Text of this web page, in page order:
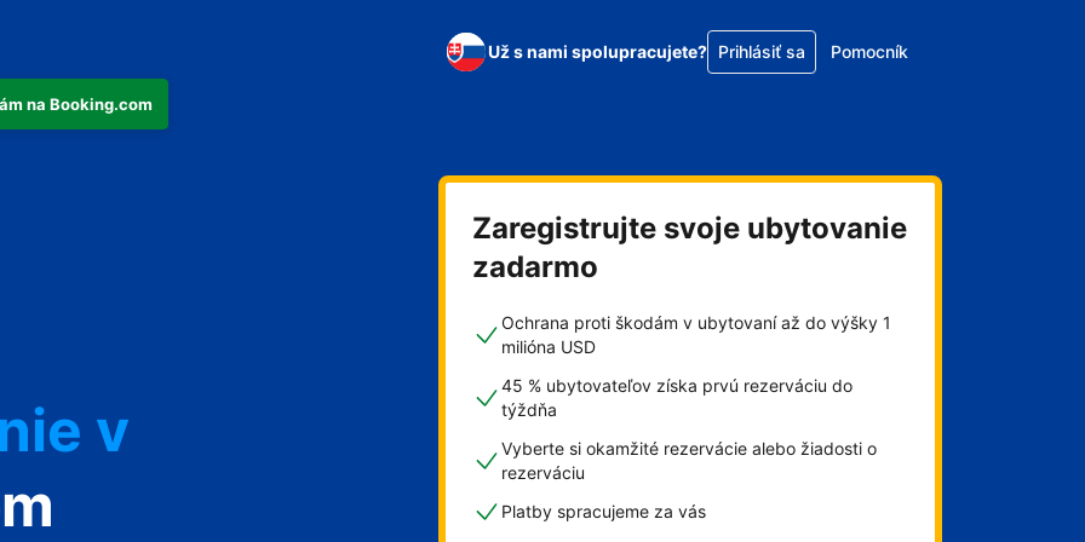
na Booking.com
Už s nami spolupracujete? Prihlásiť sa Pomocník
v
Zaregistrujte svoje ubytovanie
zadarmo
Ochrana proti škodám v ubytovaní až do výšky 1
milióna USD
45 % ubytovateľov získa prvú rezerváciu do
týždňa
Vyberte si okamžité rezervácie alebo žiadosti o
rezerváciu
Platby spracujeme za vás